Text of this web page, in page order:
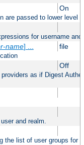
On
are passed to lower level
for username and
name] ... file
Off
as if Digest
and realm.
the list of user groups for